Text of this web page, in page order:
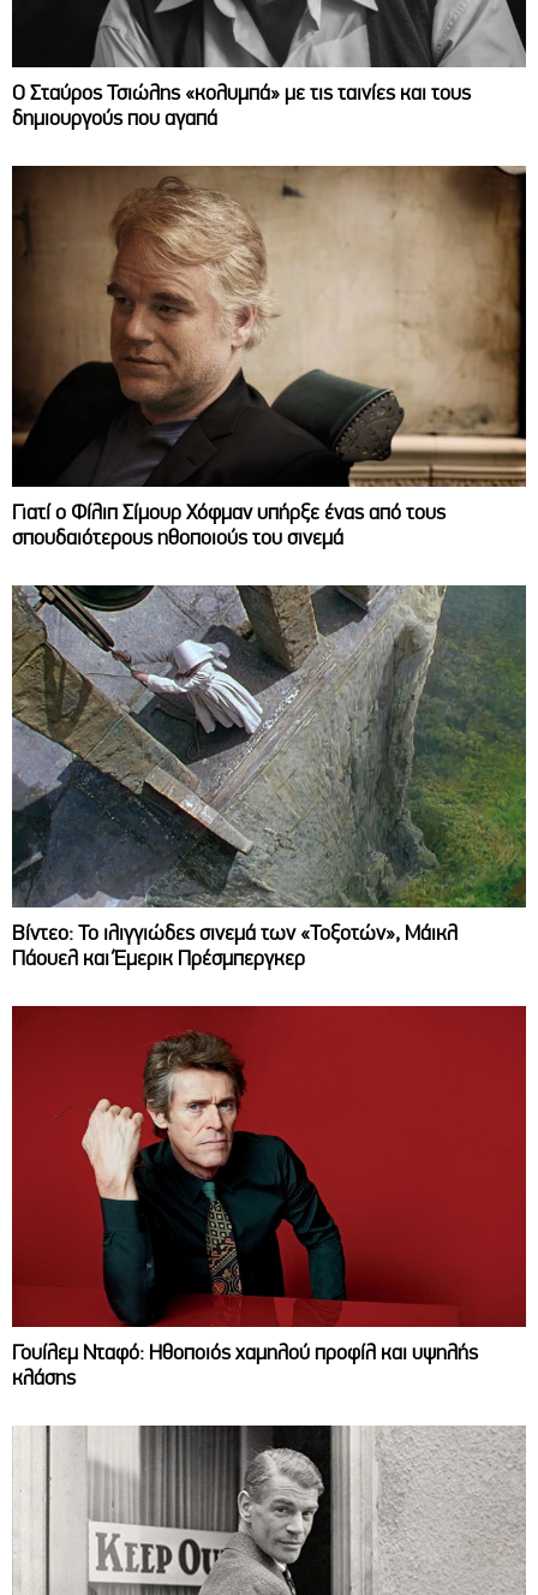
Ο Σταύρος Τσιώλης «κολυμπά» με τις ταινίες και τους
δημιουργούς που αγαπά
Γιατί ο Φίλιπ Σίμουρ Χόφμαν υπήρξε ένας από τους
σπουδαιότερους ηθοποιούς του σινεμά
Βίντεο: Το ιλιγγιώδες σινεμά των «Τοξοτών», Μάικλ
Πάουελ και Έμερικ Πρέσμπεργκερ
Γουίλεμ Νταφό: Ηθοποιός χαμηλού προφίλ και υψηλής
κλάσης